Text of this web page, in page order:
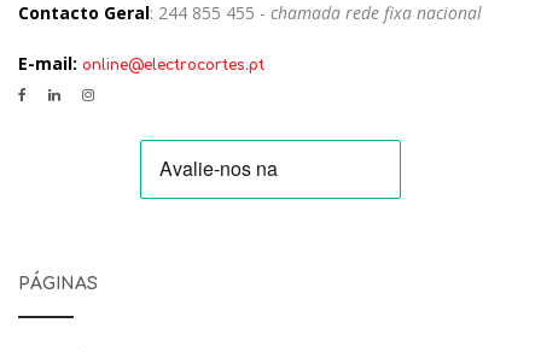
Contacto Geral: 244 855 455 - chamada rede fixa nacional
E-mail: online@electrocortes.pt
PÁGINAS